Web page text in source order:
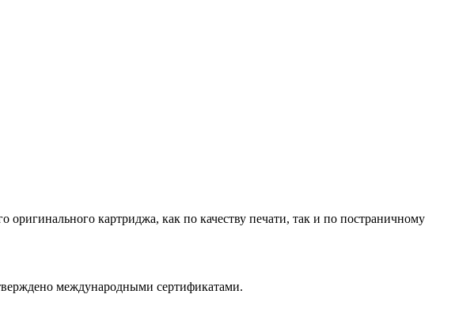
оригинального картриджа, как по качеству печати, так и по постраничному
международными сертификатами.